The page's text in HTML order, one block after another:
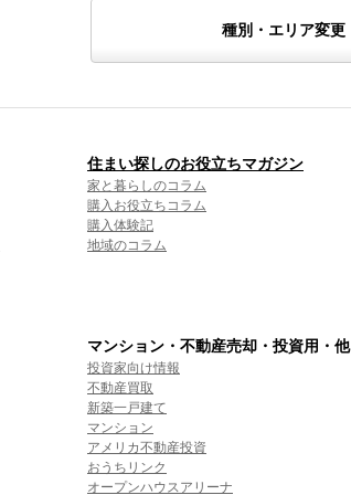
種別・エリア変更
住まい探しのお役立ちマガジン
家と暮らしのコラム
購入お役立ちコラム
購入体験記
地域のコラム
マンション・不動産売却・投資用・他
投資家向け情報
不動産買取
新築一戸建て
マンション
アメリカ不動産投資
おうちリンク
オープンハウスアリーナ